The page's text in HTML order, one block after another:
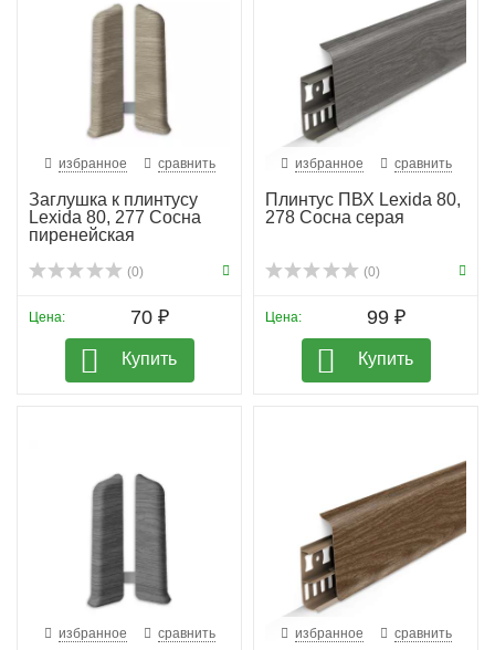
избранное сравнить
Заглушка к плинтусу
Lexida 80, 277 Сосна
пиренейская
(0)
Цена: 70 ₽
Купить
избранное сравнить
Плинтус ПВХ Lexida 80,
278 Сосна серая
(0)
Цена: 99 ₽
Купить
избранное сравнить избранное сравнить